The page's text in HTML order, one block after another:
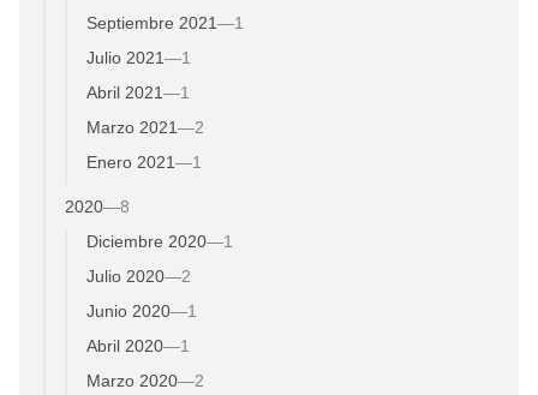
Septiembre 2021—1
Julio 2021—1
Abril 2021—1
Marzo 2021—2
Enero 2021—1
2020—8
Diciembre 2020—1
Julio 2020—2
Junio 2020—1
Abril 2020—1
Marzo 2020—2